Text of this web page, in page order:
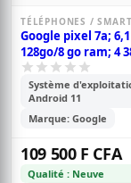
TÉLÉPHONES /
Google pixel 7a;
128go/8 go ram; 4
garantie 6 mois
Système
Android 11
Marque: Google
109 500 F CFA
Qualité : Neuve